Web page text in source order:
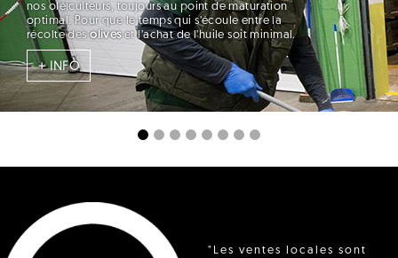
nos oléiculteurs, toujours au point de maturation
optimal. Pour que le temps qui s’écoule entre la
récolte desoliveset l’achat de l’huile soit minimal.
+ INFO
"Les ventes locales sont